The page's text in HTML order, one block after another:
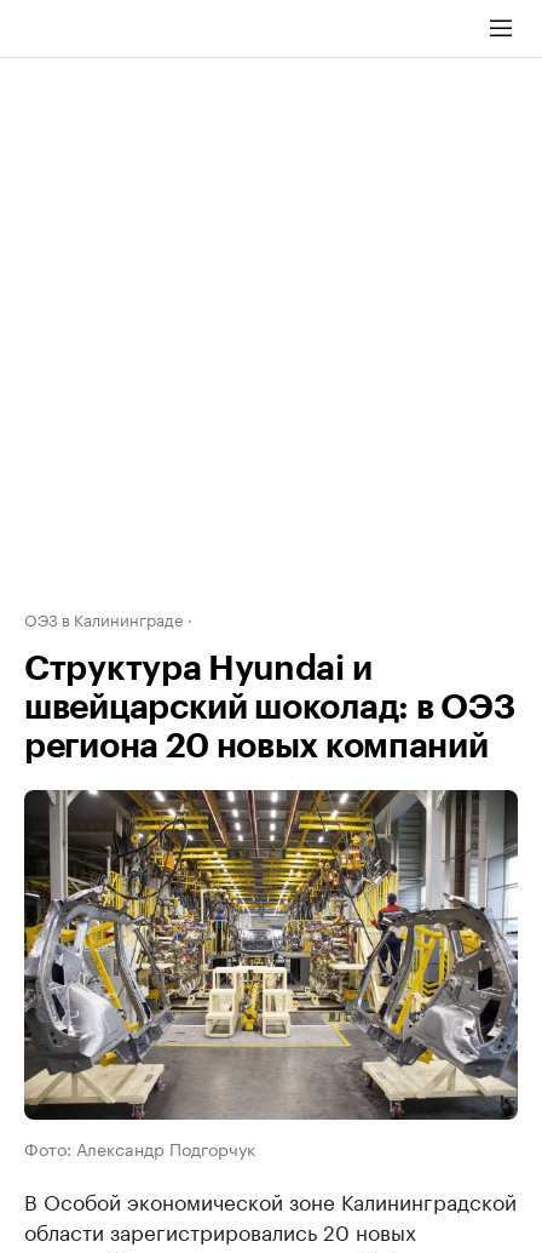
ОЭЗ в Калининграде
Структура Hyundai и
швейцарский шоколад: в ОЭЗ
региона 20 новых компаний
Фото: Александр Подгорчук
В Особой экономической зоне Калининградской
области зарегистрировались 20 новых